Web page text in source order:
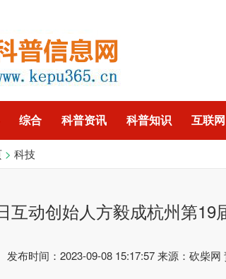
综合 科普资讯 科普知识 互联网
企业
> 科技
互动创始人方毅成杭州第19
发布时间：2023-09-08 15:17:57 来源：砍柴网